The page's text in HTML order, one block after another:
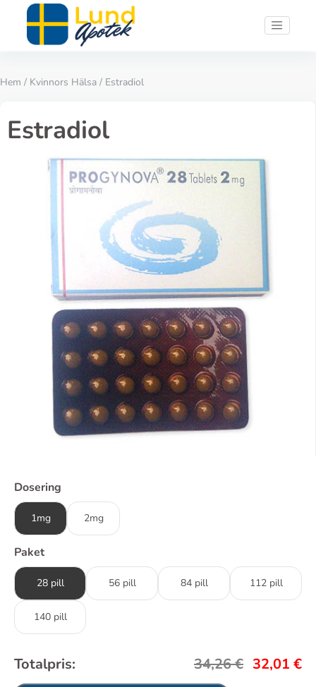
Hem / Kvinnors Hälsa / Estradiol
Estradiol
Dosering
1mg 2mg
Paket
28 pill 56 pill 84 pill 112 pill
140 pill
Totalpris: 34,26€ 32,01 €